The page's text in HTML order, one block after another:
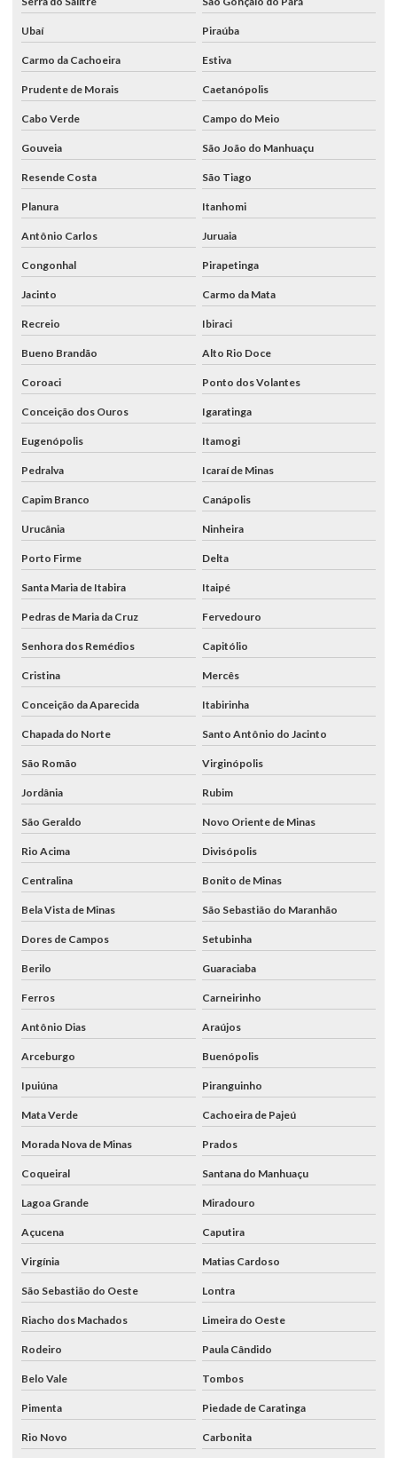
Ubaí Piraúba
Carmo da Cachoeira Estiva
Prudente de Morais Caetanópolis
Cabo Verde Campo do Meio
Gouveia São João do Manhuaçu
Resende Costa São Tiago
Planura Itanhomi
Antônio Carlos Juruaia
Congonhal Pirapetinga
Jacinto Carmo da Mata
Recreio Ibiraci
Bueno Brandão Alto Rio Doce
Coroaci Ponto dos Volantes
Conceição dos Ouros Igaratinga
Eugenópolis Itamogi
Pedralva Icaraí de Minas
Capim Branco Canápolis
Urucânia Ninheira
Porto Firme Delta
Santa Maria de Itabira Itaipé
Pedras de Maria da Cruz Fervedouro
Senhora dos Remédios Capitólio
Cristina Mercês
Conceição da Aparecida Itabirinha
Chapada do Norte Santo Antônio do Jacinto
São Romão Virginópolis
Jordânia Rubim
São Geraldo Novo Oriente de Minas
Rio Acima Divisópolis
Centralina Bonito de Minas
Bela Vista de Minas São Sebastião do Maranhão
Dores de Campos Setubinha
Berilo Guaraciaba
Ferros Carneirinho
Antônio Dias Araújos
Arceburgo Buenópolis
Ipuiúna Piranguinho
Mata Verde Cachoeira de Pajeú
Morada Nova de Minas Prados
Coqueiral Santana do Manhuaçu
Lagoa Grande Miradouro
Açucena Caputira
Virgínia Matias Cardoso
São Sebastião do Oeste Lontra
Riacho dos Machados Limeira do Oeste
Rodeiro Paula Cândido
Belo Vale Tombos
Pimenta Piedade de Caratinga
Rio Novo Carbonita